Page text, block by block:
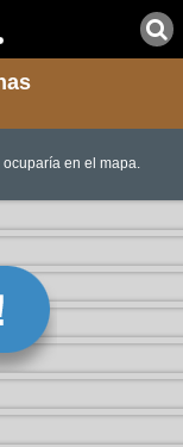
en el mapa.